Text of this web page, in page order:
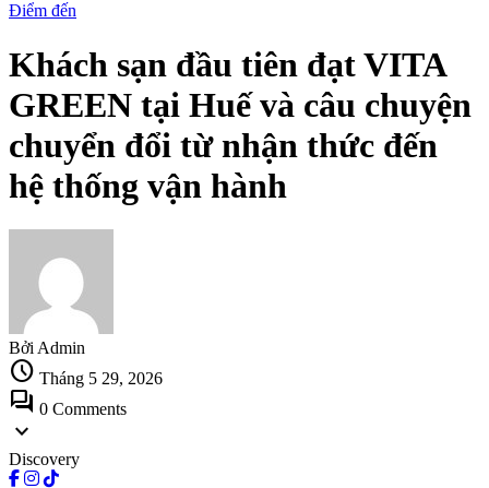
Điểm đến
Khách sạn đầu tiên đạt VITA
GREEN tại Huế và câu chuyện
chuyển đổi từ nhận thức đến
hệ thống vận hành
Bởi Admin
schedule Tháng 5 29, 2026
forum 0 Comments
expand_more
Discovery